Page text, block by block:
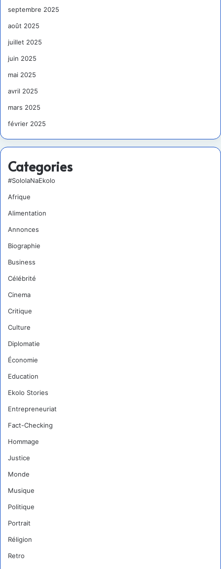
septembre 2025
août 2025
juillet 2025
juin 2025
mai 2025
avril 2025
mars 2025
février 2025
Categories
#SololaNaEkolo
Afrique
Alimentation
Annonces
Biographie
Business
Célébrité
Cinema
Critique
Culture
Diplomatie
Économie
Education
Ekolo Stories
Entrepreneuriat
Fact-Checking
Hommage
Justice
Monde
Musique
Politique
Portrait
Réligion
Retro